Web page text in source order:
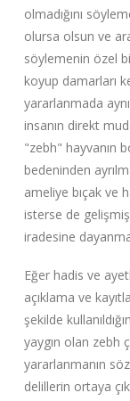
olmadığını
olursa olsun ve
söylemenin özel
koyup damarları
yararlanmada
insanın direkt
"zebh" hayvanın
bedeninden
ameliye bıçak ve
isterse de
iradesine
Eğer hadis ve
açıklama ve
şekilde
yaygın olan zebh
yararlanmanın
delillerin ortaya